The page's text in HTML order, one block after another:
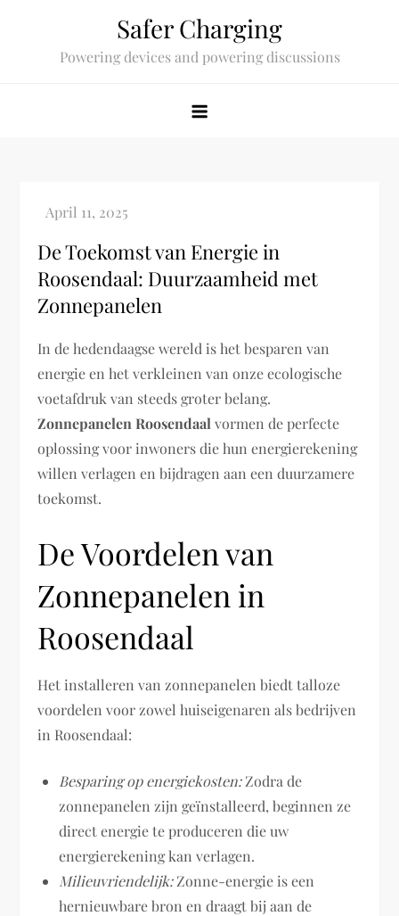
Safer Charging
Powering devices and powering discussions
De Toekomst van Energie in
Roosendaal: Duurzaamheid met
Zonnepanelen
In de hedendaagse wereld is het besparen van
energie en het verkleinen van onze ecologische
voetafdruk van steeds groter belang.
Zonnepanelen Roosendaal vormen de perfecte
oplossing voor inwoners die hun energierekening
willen verlagen en bijdragen aan een duurzamere
toekomst.
De Voordelen van
Zonnepanelen in
Roosendaal
Het installeren van zonnepanelen biedt talloze
voordelen voor zowel huiseigenaren als bedrijven
in Roosendaal:
Besparing op energiekosten:Zodra de
zonnepanelen zijn geïnstalleerd, beginnen ze
direct energie te produceren die uw
energierekening kan verlagen.
Milieuvriendelijk:Zonne-energie is een
hernieuwbare bron en draagt bij aan de